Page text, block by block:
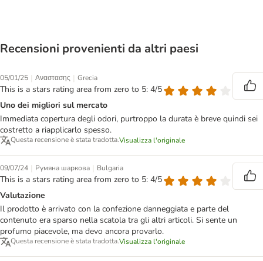
Recensioni provenienti da altri paesi
05/01/25 | Αναστασης | Grecia
This is a stars rating area from zero to 5: 4/5
Uno dei migliori sul mercato
Immediata copertura degli odori, purtroppo la durata è breve quindi sei
costretto a riapplicarlo spesso.
Questa recensione è stata tradotta.Visualizza l'originale
09/07/24 | Румяна шаркова | Bulgaria
This is a stars rating area from zero to 5: 4/5
Valutazione
Il prodotto è arrivato con la confezione danneggiata e parte del
contenuto era sparso nella scatola tra gli altri articoli. Si sente un
profumo piacevole, ma devo ancora provarlo.
Questa recensione è stata tradotta.Visualizza l'originale